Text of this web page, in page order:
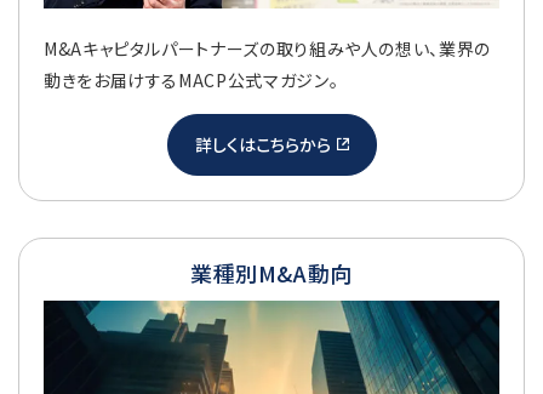
M&Aキャピタルパートナーズの取り組みや人の想い、業界の
動きをお届けするMACP公式マガジン。
詳しくはこちらから
業種別M&A動向